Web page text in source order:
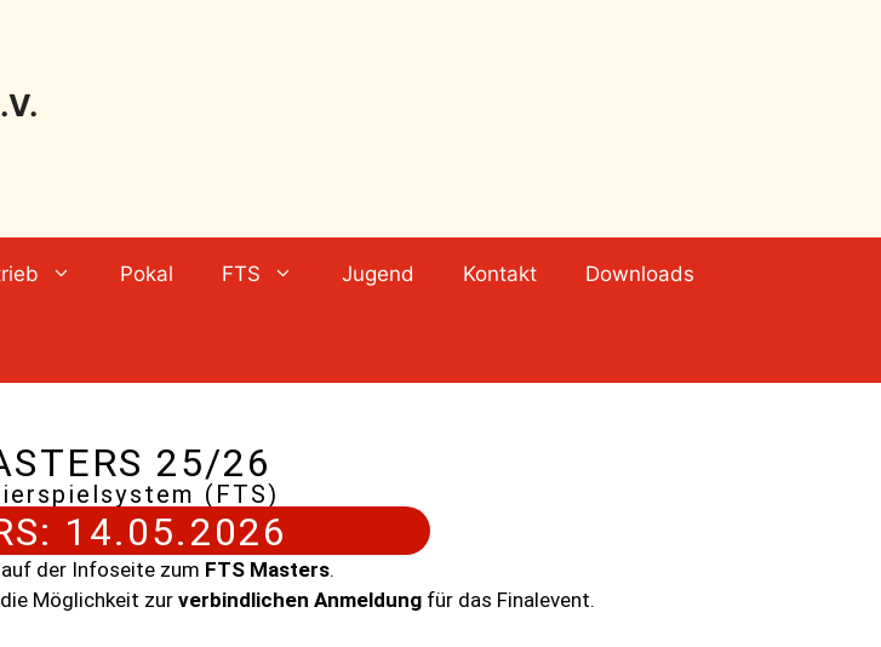
Pokal FTS Jugend Kontakt Downloads
25/26
(FTS)
14.05.2026
auf der Infoseite zum FTS Masters.
die Möglichkeit zur verbindlichen Anmeldung für das Finalevent.